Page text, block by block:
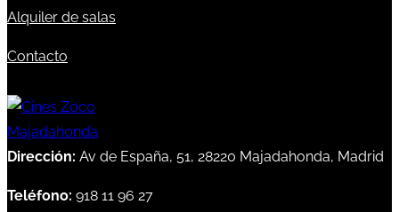
Alquiler de salas
Contacto
Dirección: Av de España, 51, 28220 Majadahonda, Madrid
Teléfono: 918 11 96 27